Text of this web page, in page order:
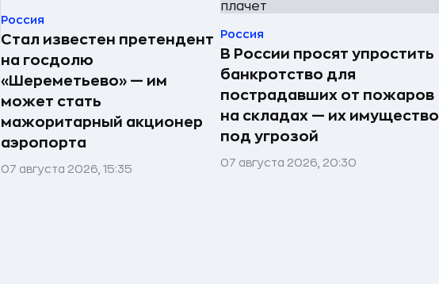
Россия
Стал известен претендент
на госдолю
«Шереметьево» — им
может стать
мажоритарный акционер
аэропорта
07 августа 2026, 15:35
Россия
В России просят упростить
банкротство для
пострадавших от пожаров
на складах — их имущество
под угрозой
07 августа 2026, 20:30